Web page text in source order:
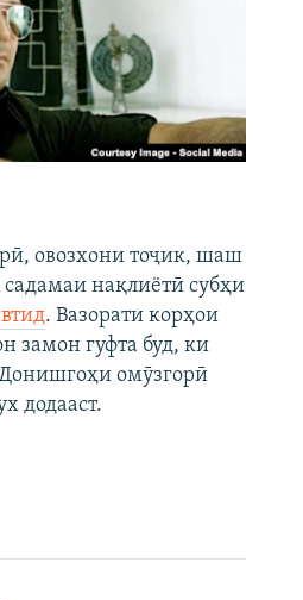
овозхони тоҷик, шаш
садамаи нақлиётӣ субҳи
. Вазорати корҳои
замон гуфта буд, ки
омӯзгорӣ
додааст.